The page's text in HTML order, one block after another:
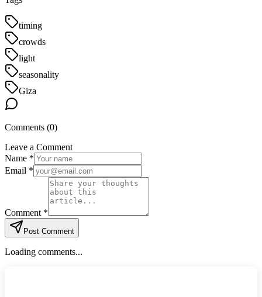
timing
crowds
light
seasonality
Giza
Comments (0)
Leave a Comment
Name *
Email *
Comment *
Post Comment
Loading comments...